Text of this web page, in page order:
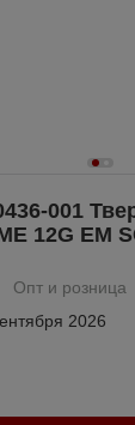
001
12G EM
Опт и розница
2026